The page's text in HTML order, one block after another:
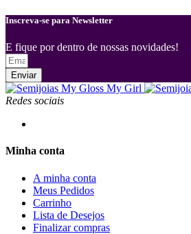
Inscreva-se para Newsletter
E fique por dentro de nossas novidades!
Enviar
Redes sociais
Minha conta
A minha conta
Meus Pedidos
Carrinho
Lista de Desejos
Finalizar compras